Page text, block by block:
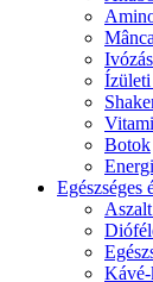
Ízületi
Botok
Egészséges